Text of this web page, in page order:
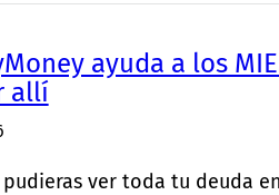
ayuda a los
allí
pudieras ver toda tu deuda